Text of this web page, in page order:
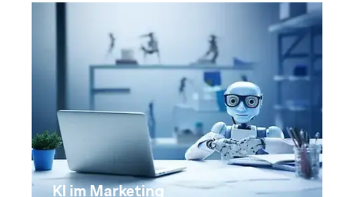
KI im Marketing